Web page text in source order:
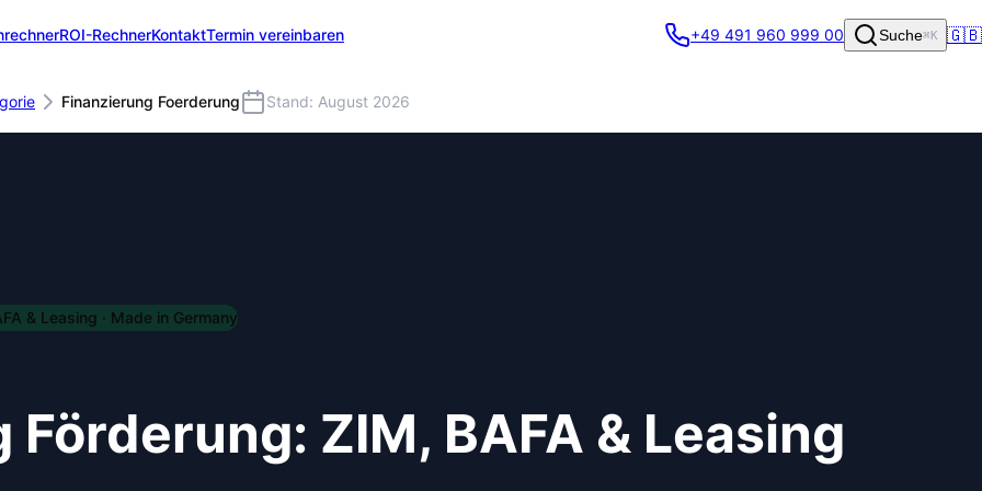
ROI-RechnerKontaktTermin vereinbaren
Finanzierung Foerderung Stand: August 2026
+49 491 960 999 00 Suche⌘K 🇬🇧
& Leasing · Made in Germany
ZIM, BAFA & Leasing